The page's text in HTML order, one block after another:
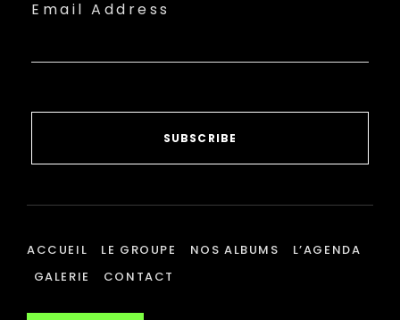
Email Address
SUBSCRIBE
ACCUEIL LE GROUPE NOS ALBUMS
L’AGENDA
GALERIE
CONTACT